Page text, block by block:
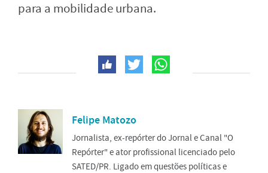
para a mobilidade urbana.
Felipe Matozo
Jornalista, ex-repórter do Jornal e Canal "O
Repórter" e ator profissional licenciado pelo
SATED/PR. Ligado em questões políticas e